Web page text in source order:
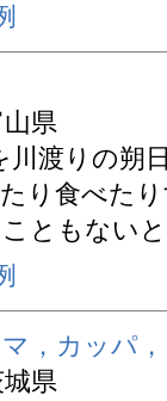
山県
川渡りの朔
り食べた
ともない
，カッパ
城県